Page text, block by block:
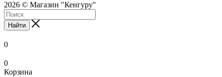
2026 © Магазин "Кенгуру"
Найти
0
0
Корзина